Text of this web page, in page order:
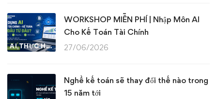
AI THỰC HÀNH
WORKSHOP MIỄN PHÍ | Nhập Môn AI
Cho Kế Toán Tài Chính
27/06/2026
Nghề kế toán sẽ thay đổi thế nào trong
15 năm tới